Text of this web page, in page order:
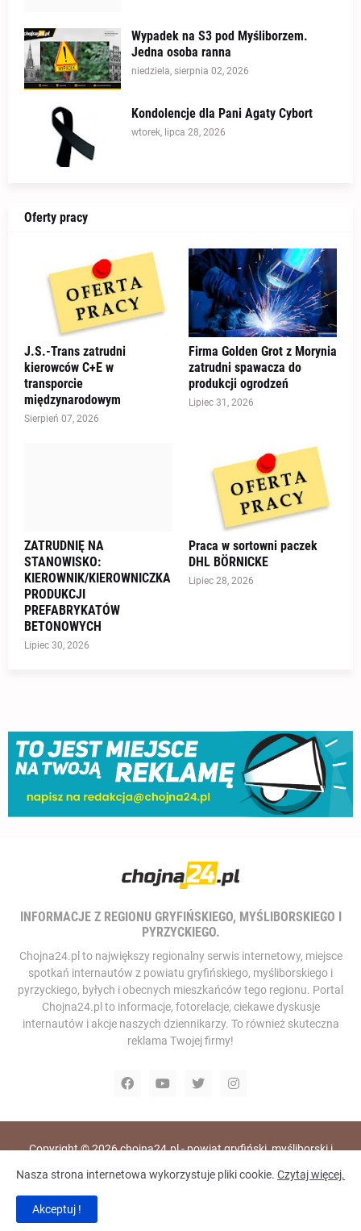
Wypadek na S3 pod Myśliborzem.
Jedna osoba ranna
niedziela, sierpnia 02, 2026
Kondolencje dla Pani Agaty Cybort
wtorek, lipca 28, 2026
Oferty pracy
J.S.-Trans zatrudni
kierowców C+E w
transporcie
międzynarodowym
Sierpień 07, 2026
Firma Golden Grot z Morynia
zatrudni spawacza do
produkcji ogrodzeń
Lipiec 31, 2026
ZATRUDNIĘ NA
STANOWISKO:
KIEROWNIK/KIEROWNICZKA
PRODUKCJI
PREFABRYKATÓW
BETONOWYCH
Lipiec 30, 2026
Praca w sortowni paczek
DHL BÖRNICKE
Lipiec 28, 2026
INFORMACJE Z REGIONU GRYFIŃSKIEGO, MYŚLIBORSKIEGO I
PYRZYCKIEGO.
Chojna24.pl to największy regionalny serwis internetowy, miejsce
spotkań internautów z powiatu gryfińskiego, myśliborskiego i
pyrzyckiego, byłych i obecnych mieszkańców tego regionu. Portal
Chojna24.pl to informacje, fotorelacje, ciekawe dyskusje
internautów i akcje naszych dziennikarzy. To również skuteczna
reklama Twojej firmy!
Copyright ©2026chojna24.pl - powiat gryfiński, myśliborski i
Nasza strona internetowa wykorzystuje pliki cookie. Czytaj więcej.
Akceptuj !